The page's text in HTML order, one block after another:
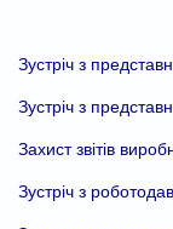
Зустріч з
Зустріч з
Захист звітів
Зустріч з